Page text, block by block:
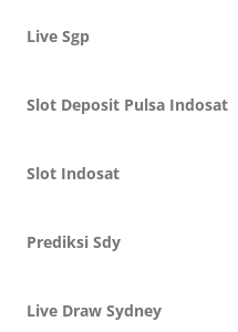
Live Sgp
Slot Deposit Pulsa Indosat
Slot Indosat
Prediksi Sdy
Live Draw Sydney